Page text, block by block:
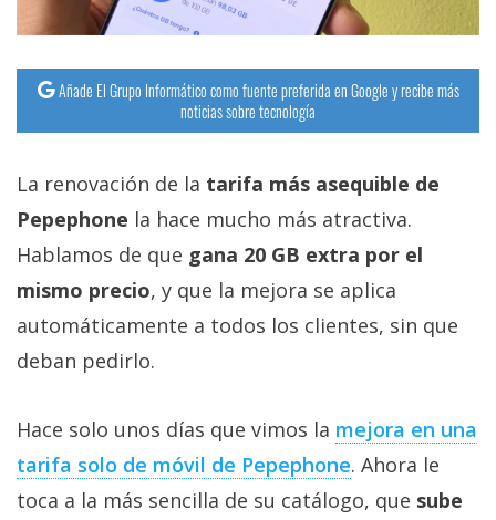
Añade El Grupo Informático como fuente preferida en Google y recibe más
noticias sobre tecnología
La renovación de la tarifa más asequible de
Pepephone la hace mucho más atractiva.
Hablamos de que gana 20 GB extra por el
mismo precio, y que la mejora se aplica
automáticamente a todos los clientes, sin que
deban pedirlo.
Hace solo unos días que vimos la mejora en una
tarifa solo de móvil de Pepephone‎. Ahora le
toca a la más sencilla de su catálogo, que sube